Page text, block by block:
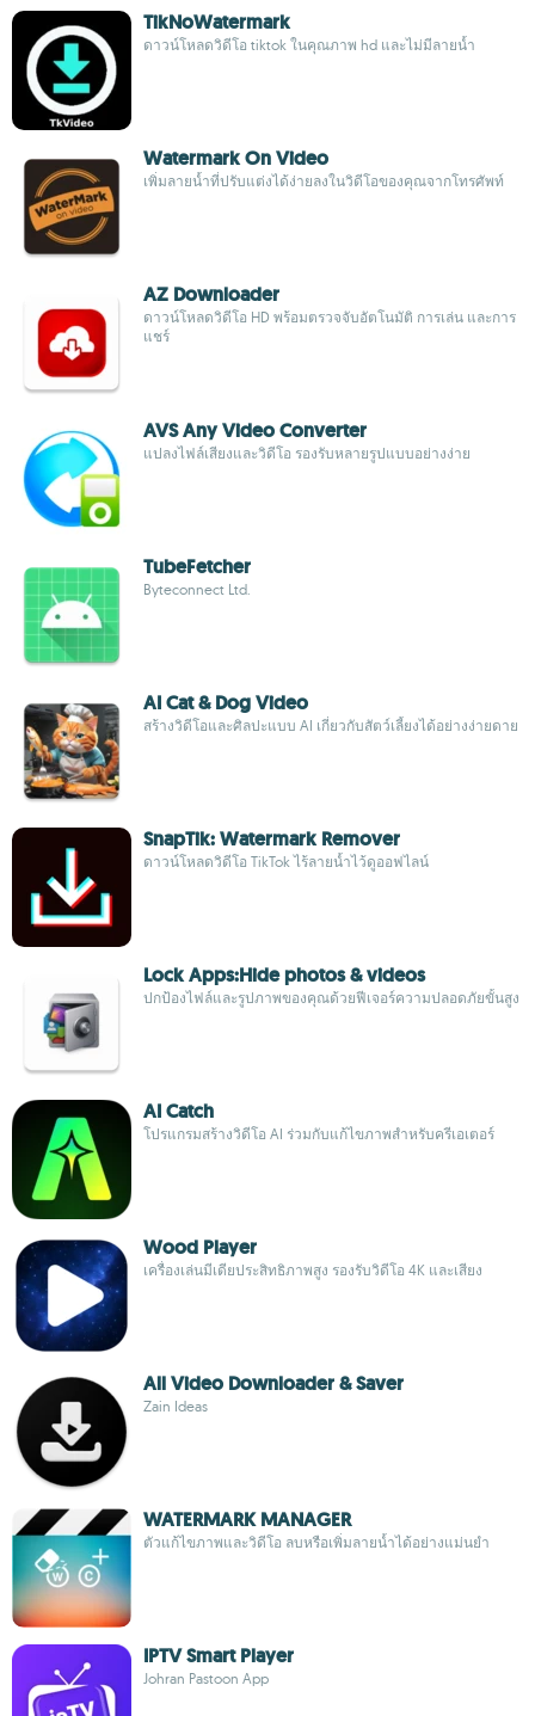
TikNoWatermark
ดาวน์โหลดวิดีโอ tiktok ในคุณภาพ hd และไม่มีลายน้ำ
Watermark On Video
เพิ่มลายน้ำที่ปรับแต่งได้ง่ายลงในวิดีโอของคุณจากโทรศัพท์
AZ Downloader
ดาวน์โหลดวิดีโอ HD พร้อมตรวจจับอัตโนมัติ การเล่น และการ
แชร์
AVS Any Video Converter
แปลงไฟล์เสียงและวิดีโอ รองรับหลายรูปแบบอย่างง่าย
TubeFetcher
Byteconnect Ltd.
AI Cat & Dog Video
สร้างวิดีโอและศิลปะแบบ AI เกี่ยวกับสัตว์เลี้ยงได้อย่างง่ายดาย
SnapTik: Watermark Remover
ดาวน์โหลดวิดีโอ TikTok ไร้ลายน้ำไว้ดูออฟไลน์
Lock Apps:Hide photos & videos
ปกป้องไฟล์และรูปภาพของคุณด้วยฟีเจอร์ความปลอดภัยขั้นสูง
AI Catch
โปรแกรมสร้างวิดีโอ AI ร่วมกับแก้ไขภาพสำหรับครีเอเตอร์
Wood Player
เครื่องเล่นมีเดียประสิทธิภาพสูง รองรับวิดีโอ 4K และเสียง
All Video Downloader & Saver
Zain Ideas
WATERMARK MANAGER
ตัวแก้ไขภาพและวิดีโอ ลบหรือเพิ่มลายน้ำได้อย่างแม่นยำ
IPTV Smart Player
Johran Pastoon App